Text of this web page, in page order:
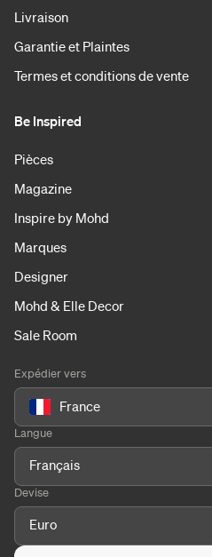
Livraison
Garantie et Plaintes
Termes et conditions de vente
Be Inspired
Pièces
Magazine
Inspire by Mohd
Marques
Designer
Mohd & Elle Decor
Sale Room
Expédier vers
France
Langue
Français
Devise
Euro